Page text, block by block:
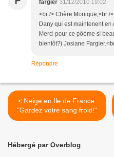
fargier 31/12/2010 19:02
<br /> Chère Monique,<br /
Dany qui est maintenent
Merci pour ce pôème si
bientôt?) Josiane
Répondre
< Neige en Ile de France:
"Gardez votre sang froid!"
Hébergé par Overblog